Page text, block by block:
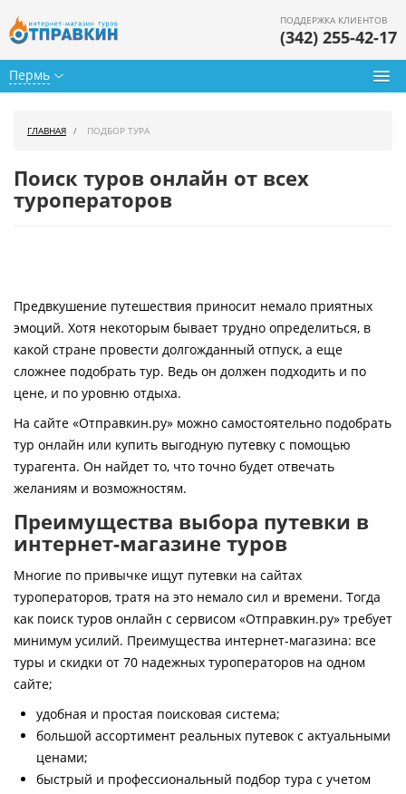
Пермь
ПОДДЕРЖКА КЛИЕНТОВ
(342) 255-42-17
Горящие туры
Страны
Как купить
Контакты
ГЛАВНАЯ ПОДБОР ТУРА
Поиск туров онлайн от всех
туроператоров
Предвкушение путешествия приносит немало приятных
эмоций. Хотя некоторым бывает трудно определиться, в
какой стране провести долгожданный отпуск, а еще
сложнее подобрать тур. Ведь он должен подходить и по
цене, и по уровню отдыха.
На сайте «Отправкин.ру» можно самостоятельно подобрать
тур онлайн или купить выгодную путевку с помощью
турагента. Он найдет то, что точно будет отвечать
желаниям и возможностям.
Преимущества выбора путевки в
интернет-магазине туров
Многие по привычке ищут путевки на сайтах
туроператоров, тратя на это немало сил и времени. Тогда
как поиск туров онлайн с сервисом «Отправкин.ру» требует
минимум усилий. Преимущества интернет-магазина: все
туры и скидки от 70 надежных туроператоров на одном
сайте;
удобная и простая поисковая система;
большой ассортимент реальных путевок с актуальными
ценами;
быстрый и профессиональный подбор тура с учетом